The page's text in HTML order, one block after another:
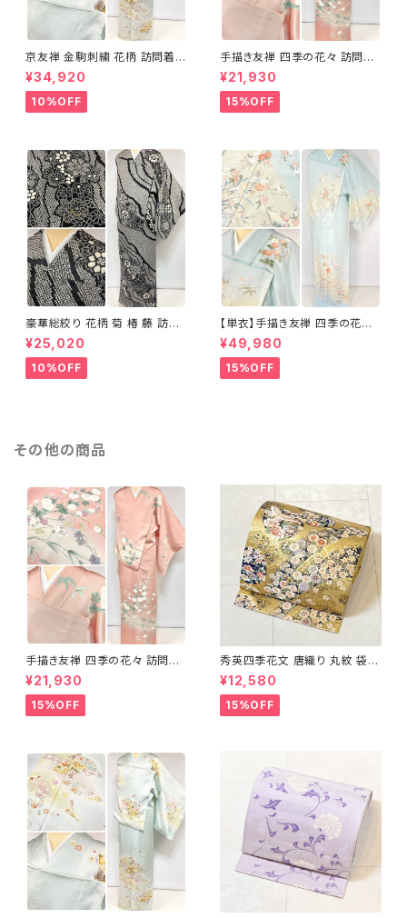
京友禅 金駒刺繍 花柄 訪問着
正絹 水色 黄緑 パステルカラー
アイスグリーン 1433
¥34,920
10%OFF
手描き友禅 四季の花々 訪問着
袷 正絹 サーモンピンク クリー
ム 白 桃花色 1434
¥21,930
15%OFF
豪華総絞り 花柄 菊 椿 藤 訪問
着 鹿の子絞り ラメ 正絹 黒 白
グレー 1435
¥25,020
10%OFF
【単衣】手描き友禅 四季の花々
正絹 訪問着 水色 黄緑 白 パス
テルカラー 1431
¥49,980
15%OFF
その他の商品
手描き友禅 四季の花々 訪問着
袷 正絹 サーモンピンク クリー
ム 白 桃花色 1434
¥21,930
15%OFF
秀英四季花文 唐織り 丸紋 袋帯
正絹 金糸 ゴールド 紺 ピンク 7
05
¥12,580
15%OFF